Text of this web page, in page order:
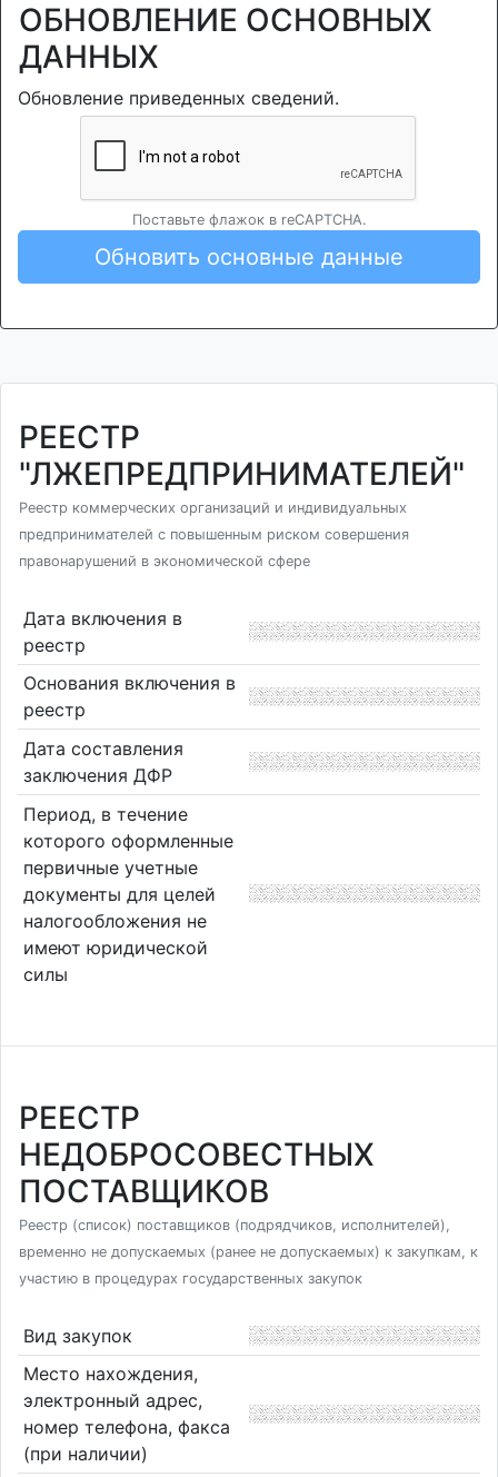
ОБНОВЛЕНИЕ ОСНОВНЫХ
ДАННЫХ
Обновление приведенных сведений.
Поставьте флажок в reCAPTCHA.
Обновить основные данные
РЕЕСТР
"ЛЖЕПРЕДПРИНИМАТЕЛЕЙ"
Реестр коммерческих организаций и индивидуальных
предпринимателей с повышенным риском совершения
правонарушений в экономической сфере
Дата включения в
реестр
Основания включения в
реестр
Дата составления
заключения ДФР
Период, в течение
которого оформленные
первичные учетные
документы для целей
налогообложения не
имеют юридической
силы
РЕЕСТР
НЕДОБРОСОВЕСТНЫХ
ПОСТАВЩИКОВ
Реестр (список) поставщиков (подрядчиков, исполнителей),
временно не допускаемых (ранее не допускаемых) к закупкам, к
участию в процедурах государственных закупок
Вид закупок
Место нахождения,
электронный адрес,
номер телефона, факса
(при наличии)